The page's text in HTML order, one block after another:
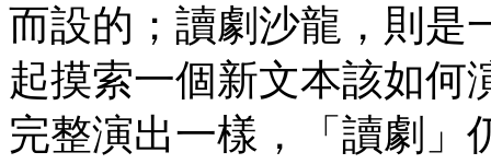
而設的；讀劇沙龍，則是
起摸索一個新文本該如何
完整演出一樣，「讀劇」